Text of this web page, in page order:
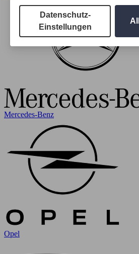
Mercedes-Benz
Opel
Datenschutz-
Einstellungen